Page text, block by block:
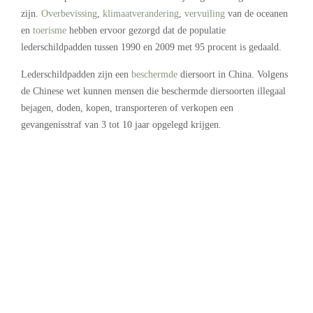
zijn. Overbevissing klimaatverandering vervuiling van de oceanen
en toerisme hebben ervoor gezorgd dat de populatie
lederschildpadden tussen 1990 en 2009 met 95 procent is gedaald.
Lederschildpadden zijn een beschermde diersoort in China. Volgens
de Chinese wet kunnen mensen die beschermde diersoorten illegaal
bejagen, doden, kopen, transporteren of verkopen een
gevangenisstraf van 3 tot 10 jaar opgelegd krijgen.